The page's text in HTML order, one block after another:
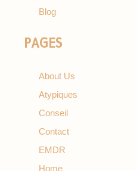
Blog
PAGES
About Us
Atypiques
Conseil
Contact
EMDR
Home